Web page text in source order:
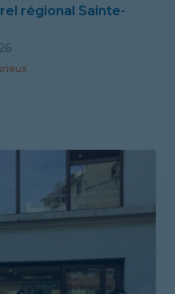
régional Sainte-